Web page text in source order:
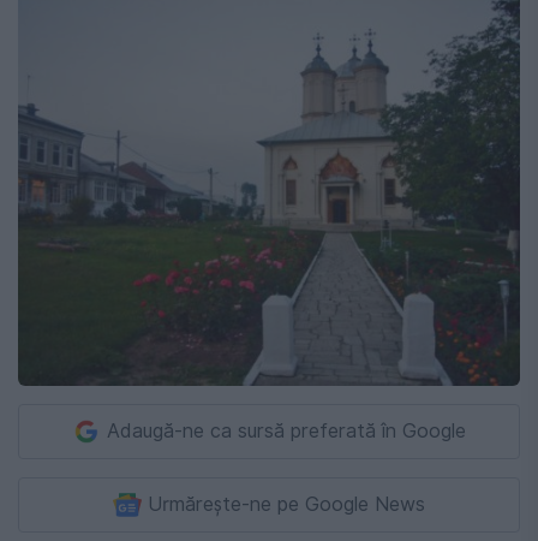
Adaugă-ne ca sursă preferată în Google
Urmărește-ne pe Google News